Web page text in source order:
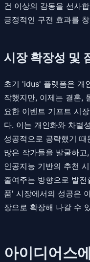
건 이상의 감동을 선사
긍정적인 구전 효과를
시장 확장성 및
초기 'idus' 플랫폼은 개
작했지만, 이제는 결혼,
요한 이벤트 기프트 시
다. 이는 개인화와 차별
성공적으로 공략했기
많은 작가들을 발굴하
인공지능 기반의 추천
줄여주는 방향으로 발
품' 시장에서의 성공은
장으로 확장해 나갈 수
아이디어스